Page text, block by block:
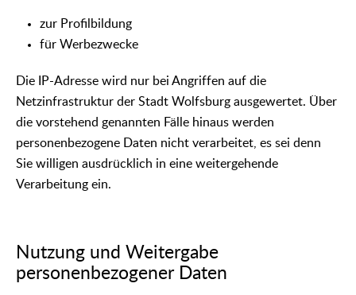
zur Profilbildung
für Werbezwecke
Die IP-Adresse wird nur bei Angriffen auf die
Netzinfrastruktur der Stadt Wolfsburg ausgewertet. Über
die vorstehend genannten Fälle hinaus werden
personenbezogene Daten nicht verarbeitet, es sei denn
Sie willigen ausdrücklich in eine weitergehende
Verarbeitung ein.
Nutzung und Weitergabe
personenbezogener Daten